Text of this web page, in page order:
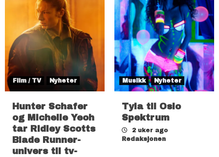
Film / TV Nyheter
Hunter Schafer
og Michelle Yeoh
tar Ridley Scotts
Blade Runner-
univers til tv-
Musikk Nyheter
Tyla til Oslo
Spektrum
2 uker ago
Redaksjonen